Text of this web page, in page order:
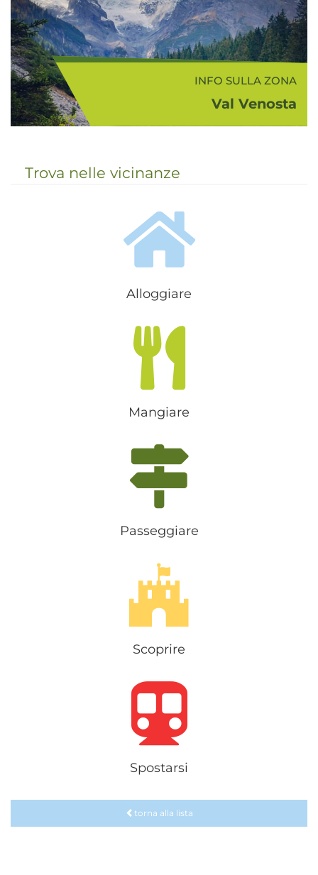
INFO SULLA ZONA
Val Venosta
e porta al Passo Resia, attraverso
cittadine e borghi antichi circondati
Trova nelle vicinanze
Alloggiare
Mangiare
Passeggiare
Scoprire
Spostarsi
torna alla lista